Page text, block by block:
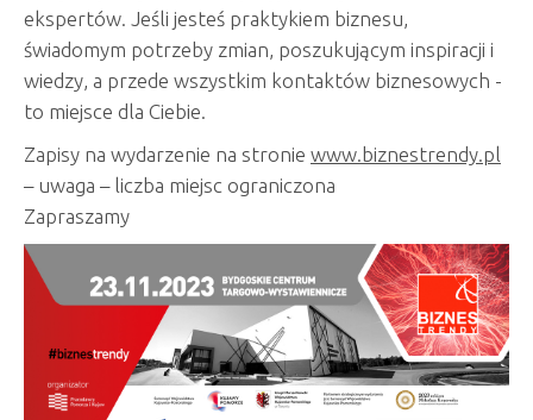
ekspertów. Jeśli jesteś praktykiem biznesu,
świadomym potrzeby zmian, poszukującym inspiracji i
wiedzy, a przede wszystkim kontaktów biznesowych -
to miejsce dla Ciebie.
Zapisy na wydarzenie na stronie www.biznestrendy.pl
– uwaga – liczba miejsc ograniczona
Zapraszamy